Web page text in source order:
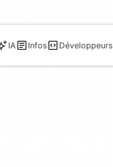
IA Infos Développeurs